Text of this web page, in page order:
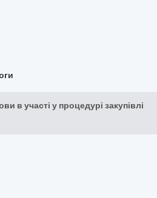
в участі у процедурі закупівлі